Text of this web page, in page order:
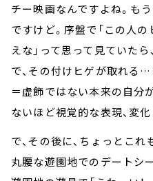
チー映画なんですよね。も
ですけど。序盤で「この人
えな」って思って見ていた
で、その付けヒゲが取れる
＝虚飾ではない本来の自分
ないほど視覚的な表現、変
で、その後に、ちょっとこ
丸腰な遊園地でのデートシ